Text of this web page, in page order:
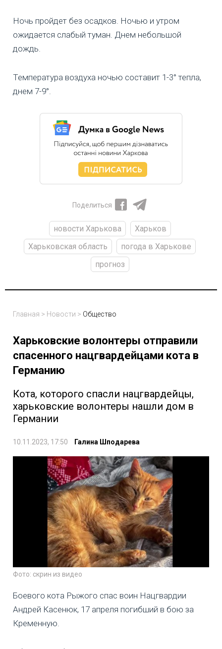
Ночь пройдет без осадков. Ночью и утром
ожидается слабый туман. Днем небольшой
дождь.
Температура воздуха ночью составит 1-3° тепла,
днем 7-9°.
Поделиться
новости Харькова
Харьков
Харьковская область
погода в Харькове
прогноз
Главная > Новости > Общество
Харьковские волонтеры отправили
спасенного нацгвардейцами кота в
Германию
Кота, которого спасли нацгвардейцы,
харьковские волонтеры нашли дом в
Германии
10.11.2023, 17:50 Галина Шподарева
Фото: скрин из видео
Боевого кота Рыжого спас воин Нацгвардии
Андрей Касенюк, 17 апреля погибший в бою за
Кременную.